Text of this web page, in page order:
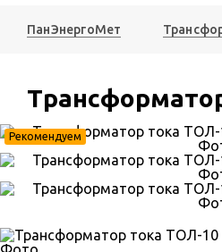
ПанЭнергоМет
Рекомендуем